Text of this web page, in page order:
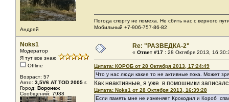
Андрей
Погода спорту не помеха. Не сбить нас с верного
Мобильный +7-906-757-86-82
Noks1
Модератор
Я тут все знаю
Offline
Возраст: 57
Авто: 3,5V6 AT TOD 2005 г.
Город: Воронеж
Сообщений: 7988
Re: "РАЗВЕДКА-2"
« Ответ #17 : 28 Октября 2013,
Цитата: КОРОБ от 28 Октября 2013, 17:24:49
Что у нас люди какие то не активные пока. Может
Как неактивные, я уже в помошники
Цитата: Noks1 от 28 Октября 2013, 16:39:28
Если память мне не изменяет Крокодил и Короб